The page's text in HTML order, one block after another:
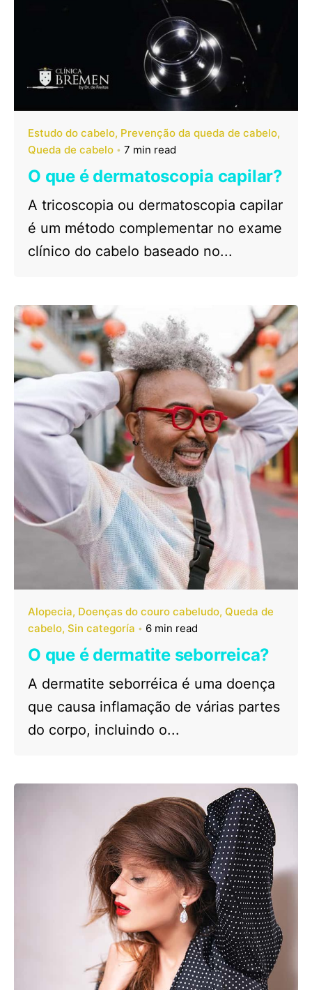
Estudo do cabelo Prevenção da queda de cabelo
Queda de cabelo
7 min read
O que é dermatoscopia capilar?
A tricoscopia ou dermatoscopia capilar
é um método complementar no exame
clínico do cabelo baseado no...
Alopecia Doenças do couro cabeludo Queda de
cabelo Sin categoría 6 min read
O que é dermatite seborreica?
A dermatite seborréica é uma doença
que causa inflamação de várias partes
do corpo, incluindo o...